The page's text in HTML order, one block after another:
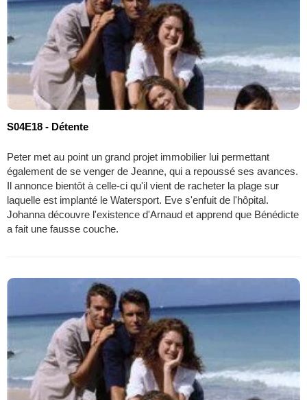
S04E18 - Détente
Peter met au point un grand projet immobilier lui permettant
également de se venger de Jeanne, qui a repoussé ses avances.
Il annonce bientôt à celle-ci qu'il vient de racheter la plage sur
laquelle est implanté le Watersport. Eve s'enfuit de l'hôpital.
Johanna découvre l'existence d'Arnaud et apprend que Bénédicte
a fait une fausse couche.